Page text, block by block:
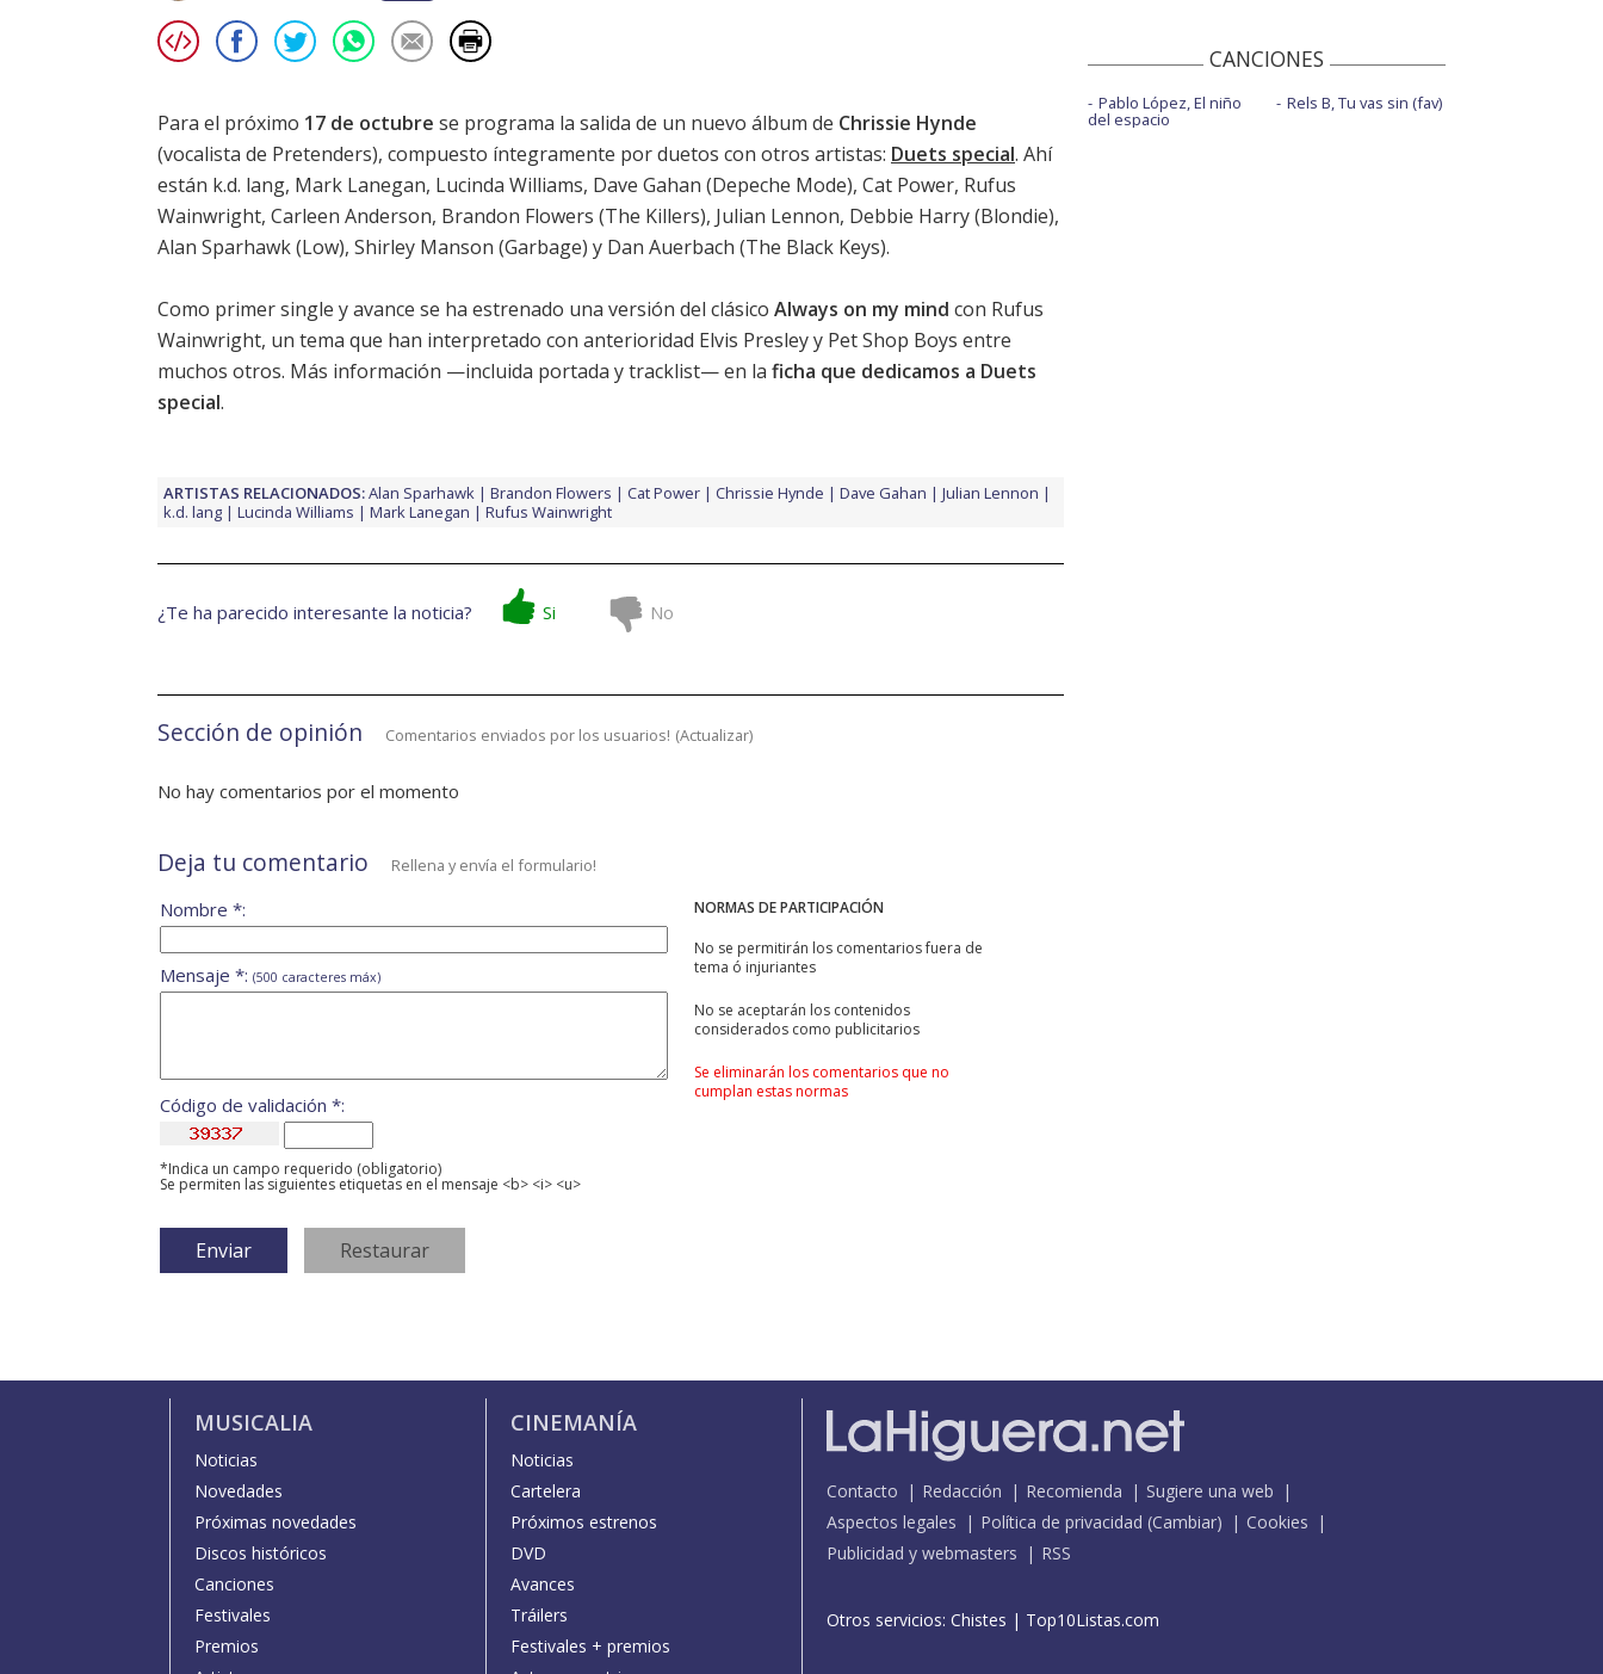
Para el próximo 17 de octubre se programa la salida de un nuevo álbum de Chrissie Hynde
(vocalista de Pretenders), compuesto íntegramente por duetos con otros artistas: Duets special. Ahí
están k.d. lang, Mark Lanegan, Lucinda Williams, Dave Gahan (Depeche Mode), Cat Power, Rufus
Wainwright, Carleen Anderson, Brandon Flowers (The Killers), Julian Lennon, Debbie Harry (Blondie),
Alan Sparhawk (Low), Shirley Manson (Garbage) y Dan Auerbach (The Black Keys).
Como primer single y avance se ha estrenado una versión del clásico Always on my mind con Rufus
Wainwright, un tema que han interpretado con anterioridad Elvis Presley y Pet Shop Boys entre
muchos otros. Más información —incluida portada y tracklist— en la ficha que dedicamos a Duets
special.
ARTISTAS RELACIONADOS:Alan Sparhawk Brandon Flowers Cat Power Chrissie Hynde Dave Gahan
Julian Lennon
k.d. lang
Lucinda Williams Mark Lanegan Rufus Wainwright
¿Te ha parecido interesante la noticia? Si No
Sección de opinión Comentarios enviados por los usuarios! (Actualizar)
No hay comentarios por el momento
Deja tu comentario Rellena y envía el formulario!
NORMAS DE PARTICIPACIÓN
No se permitirán los comentarios fuera de
tema ó injuriantes
No se aceptarán los contenidos
considerados como publicitarios
Se eliminarán los comentarios que no
cumplan estas normas
Nombre *:
Mensaje *: (500 caracteres máx)
Código de validación *:
*Indica un campo requerido (obligatorio)
Se permiten las siguientes etiquetas en el mensaje <b> <i> <u>
CANCIONES
Pablo López, El niño
del espacio
Rels B, Tu vas sin (fav)
MUSICALIA
Noticias
Novedades
Próximas novedades
Discos históricos
Canciones
Festivales
Premios
CINEMANÍA
Noticias
Cartelera
Próximos estrenos
DVD
Avances
Tráilers
Festivales + premios
Contacto Redacción Recomienda
Sugiere una web
Aspectos legales
Política de privacidad (Cambiar)
Cookies
Publicidad y webmasters
RSS
Otros servicios: Chistes | Top10Listas.com